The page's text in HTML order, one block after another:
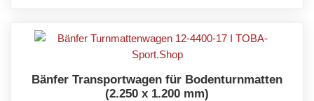
Bänfer Transportwagen für Bodenturnmatten
(2.250 x 1.200 mm)